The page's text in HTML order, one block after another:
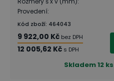
Provedení:
Kód zboží: 464043
9 922,00 Kč bez DPH
12 005,62 Kč s DPH
Skladem12 ks